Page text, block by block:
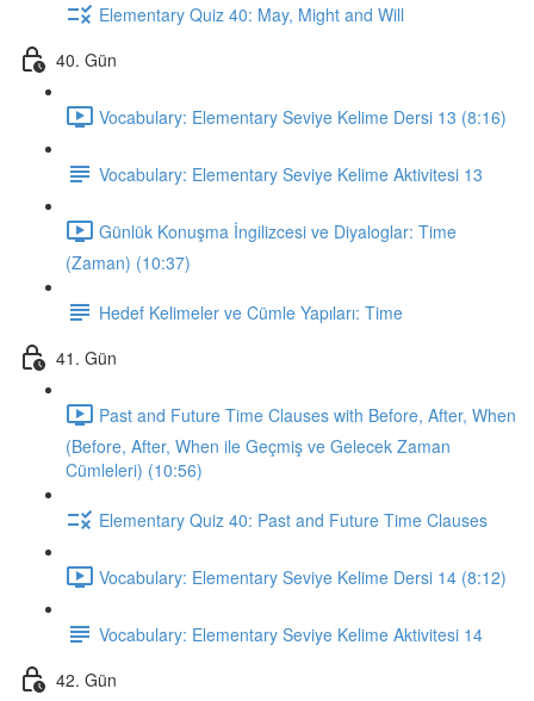
Elementary Quiz 40: May, Might and Will
40. Gün
Vocabulary: Elementary Seviye Kelime Dersi 13 (8:16)
Vocabulary: Elementary Seviye Kelime Aktivitesi 13
Günlük Konuşma İngilizcesi ve Diyaloglar: Time
(Zaman) (10:37)
Hedef Kelimeler ve Cümle Yapıları: Time
41. Gün
Past and Future Time Clauses with Before, After, When
(Before, After, When ile Geçmiş ve Gelecek Zaman
Cümleleri) (10:56)
Elementary Quiz 40: Past and Future Time Clauses
Vocabulary: Elementary Seviye Kelime Dersi 14 (8:12)
Vocabulary: Elementary Seviye Kelime Aktivitesi 14
42. Gün